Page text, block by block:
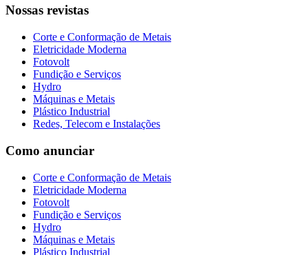
Nossas revistas
Corte e Conformação de Metais
Eletricidade Moderna
Fotovolt
Fundição e Serviços
Hydro
Máquinas e Metais
Plástico Industrial
Redes, Telecom e Instalações
Como anunciar
Corte e Conformação de Metais
Eletricidade Moderna
Fotovolt
Fundição e Serviços
Hydro
Máquinas e Metais
Plástico Industrial